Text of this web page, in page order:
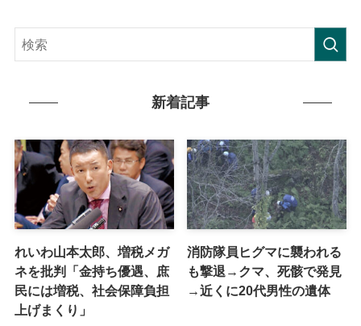
新着記事
れいわ山本太郎、増税メガ
ネを批判「金持ち優遇、庶
民には増税、社会保障負担
上げまくり」
消防隊員ヒグマに襲われる
も撃退→クマ、死骸で発見
→近くに20代男性の遺体